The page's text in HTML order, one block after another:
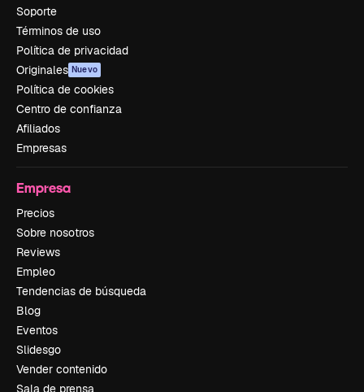
Soporte
Términos de uso
Política de privacidad
Originales Nuevo
Política de cookies
Centro de confianza
Afiliados
Empresas
Empresa
Precios
Sobre nosotros
Reviews
Empleo
Tendencias de búsqueda
Blog
Eventos
Slidesgo
Vender contenido
Sala de prensa